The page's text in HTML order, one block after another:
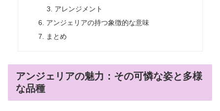
アレンジメント
アンジェリアの持つ象徴的な意味
まとめ
アンジェリアの魅力：その可憐な姿と多様
な品種